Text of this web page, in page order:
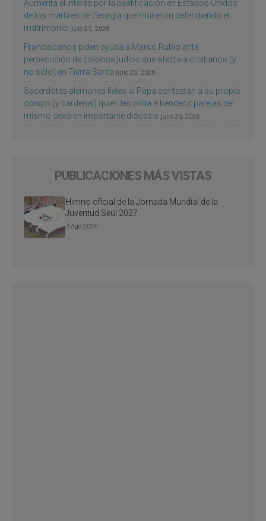
Aumenta el interés por la beatificación en Estados Unidos
de los mártires de Georgia que murieron defendiendo el
matrimonio julio 25, 2026
Franciscanos piden ayuda a Marco Rubio ante
persecución de colonos judíos que afecta a cristianos (y
no sólo) en Tierra Santa julio 25, 2026
Sacerdotes alemanes fieles al Papa contestan a su propio
obispo (y cardenal) quien les orilla a bendecir parejas del
mismo sexo en importante diócesis julio 25, 2026
PUBLICACIONES MÁS VISTAS
Himno oficial de la Jornada Mundial de la
Juventud Seúl 2027
3 Ago 2026